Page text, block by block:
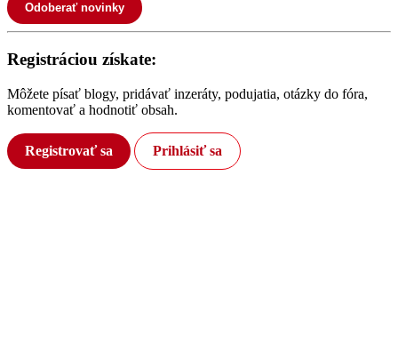
Odoberať novinky
Registráciou získate:
Môžete písať blogy, pridávať inzeráty, podujatia, otázky do fóra,
komentovať a hodnotiť obsah.
Registrovať sa Prihlásiť sa